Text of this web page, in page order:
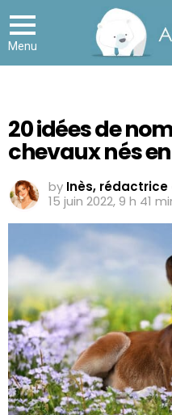
Menu
20 idées de
chevaux nés
by Inès,
15 juin 2022, 9 h 41